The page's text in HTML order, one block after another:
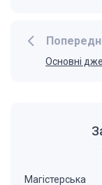
Основні
Магістерська